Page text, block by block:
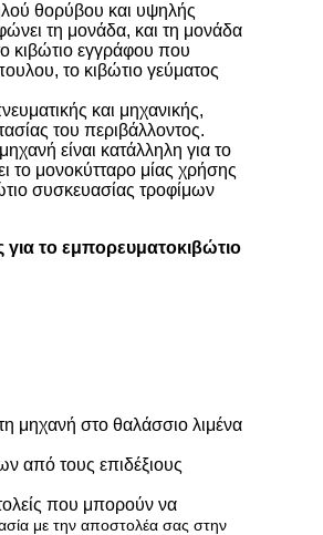
θορύβου και υψηλής
τη μονάδα, και τη μονάδα
κιβώτιο εγγράφου που
το κιβώτιο γεύματος
και μηχανικής,
του περιβάλλοντος.
είναι κατάλληλη για το
το μονοκύτταρο μίας χρήσης
συσκευασίας τροφίμων
το εμπορευματοκιβώτιο
μηχανή στο θαλάσσιο λιμένα
από τους επιδέξιους
που μπορούν να
με την αποστολέα σας στην